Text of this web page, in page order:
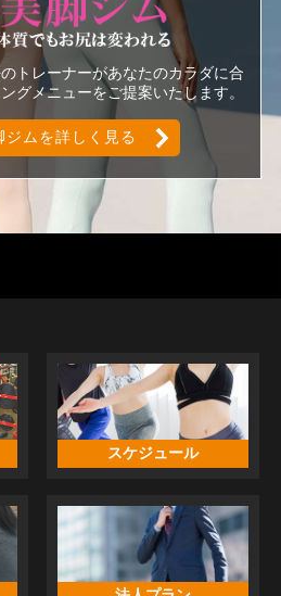
トレーナーがあなたのカラダに合
グメニューをご提案いたします。
ジムを詳しく見る
スケジュール